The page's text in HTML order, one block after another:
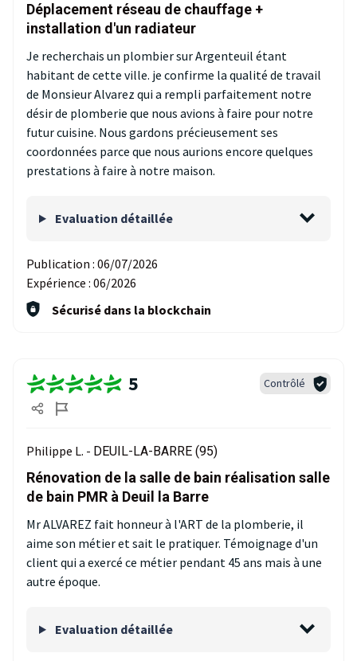
Déplacement réseau de chauffage +
installation d'un radiateur
Je recherchais un plombier sur Argenteuil étant
habitant de cette ville. je confirme la qualité de travail
de Monsieur Alvarez qui a rempli parfaitement notre
désir de plomberie que nous avions à faire pour notre
futur cuisine. Nous gardons précieusement ses
coordonnées parce que nous aurions encore quelques
prestations à faire à notre maison.
Evaluation détaillée
Publication : 06/07/2026
Expérience : 06/2026
Sécurisé dans la blockchain
5 Contrôlé
Philippe L. - DEUIL-LA-BARRE (95)
Rénovation de la salle de bain réalisation salle
de bain PMR à Deuil la Barre
Mr ALVAREZ fait honneur à l'ART de la plomberie, il
aime son métier et sait le pratiquer. Témoignage d'un
client qui a exercé ce métier pendant 45 ans mais à une
autre époque.
Evaluation détaillée